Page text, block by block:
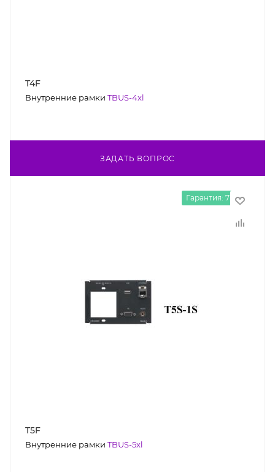
T4F
Внутренние рамки TBUS-4xl
ЗАДАТЬ ВОПРОС
Гарантия: 7 лет
T5F
Внутренние рамки TBUS-5xl